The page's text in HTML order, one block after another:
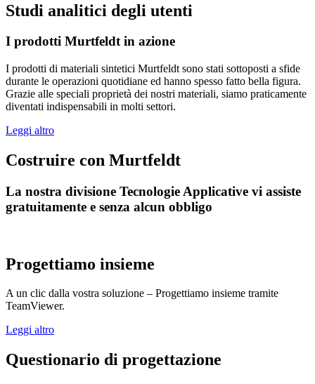
Studi analitici degli utenti
I prodotti Murtfeldt in azione
I prodotti di materiali sintetici Murtfeldt sono stati sottoposti a sfide
durante le operazioni quotidiane ed hanno spesso fatto bella figura.
Grazie alle speciali proprietà dei nostri materiali, siamo praticamente
diventati indispensabili in molti settori.
Leggi altro
Costruire con Murtfeldt
La nostra divisione Tecnologie Applicative vi assiste
gratuitamente e senza alcun obbligo
Progettiamo insieme
A un clic dalla vostra soluzione – Progettiamo insieme tramite
TeamViewer.
Leggi altro
Questionario di progettazione